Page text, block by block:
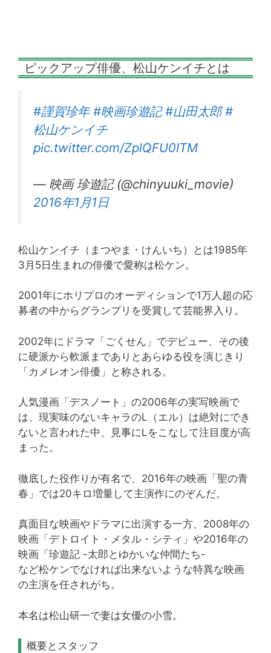
ピックアップ俳優、松山ケンイチとは
#謹賀珍年 #映画珍遊記 #山田太郎 #
松山ケンイチ
pic.twitter.com/ZplQFU0ITM
— 映画 珍遊記 (@chinyuuki_movie)
2016年1月1日
松山ケンイチ（まつやま・けんいち）とは1985年
3月5日生まれの俳優で愛称は松ケン。
2001年にホリプロのオーディションで1万人超の応
募者の中からグランプリを受賞して芸能界入り。
2002年にドラマ「ごくせん」でデビュー、その後
に硬派から軟派までありとあらゆる役を演じきり
「カメレオン俳優」と称される。
人気漫画「デスノート」の2006年の実写映画で
は、現実味のないキャラのL（エル）は絶対にでき
ないと言われた中、見事にLをこなして注目度が高
まった。
徹底した役作りが有名で、2016年の映画「聖の青
春」では20キロ増量して主演作にのぞんだ。
真面目な映画やドラマに出演する一方、2008年の
映画「デトロイト・メタル・シティ」や2016年の
映画「珍遊記 -太郎とゆかいな仲間たち-
など松ケンでなければ出来ないような特異な映画
の主演を任されがち。
本名は松山研一で妻は女優の小雪。
概要とスタッフ